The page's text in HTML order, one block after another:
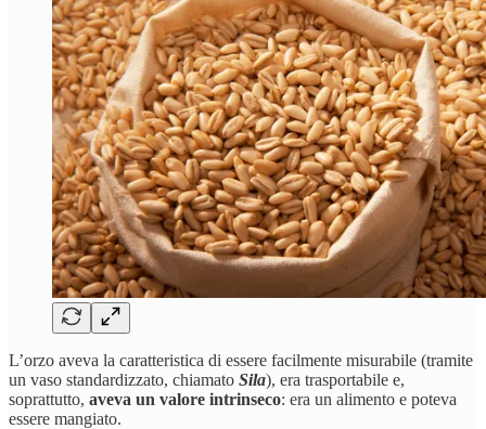
L’orzo aveva la caratteristica di essere facilmente misurabile (tramite
un vaso standardizzato, chiamato Sila), era trasportabile e,
soprattutto, aveva un valore intrinseco: era un alimento e poteva
essere mangiato.